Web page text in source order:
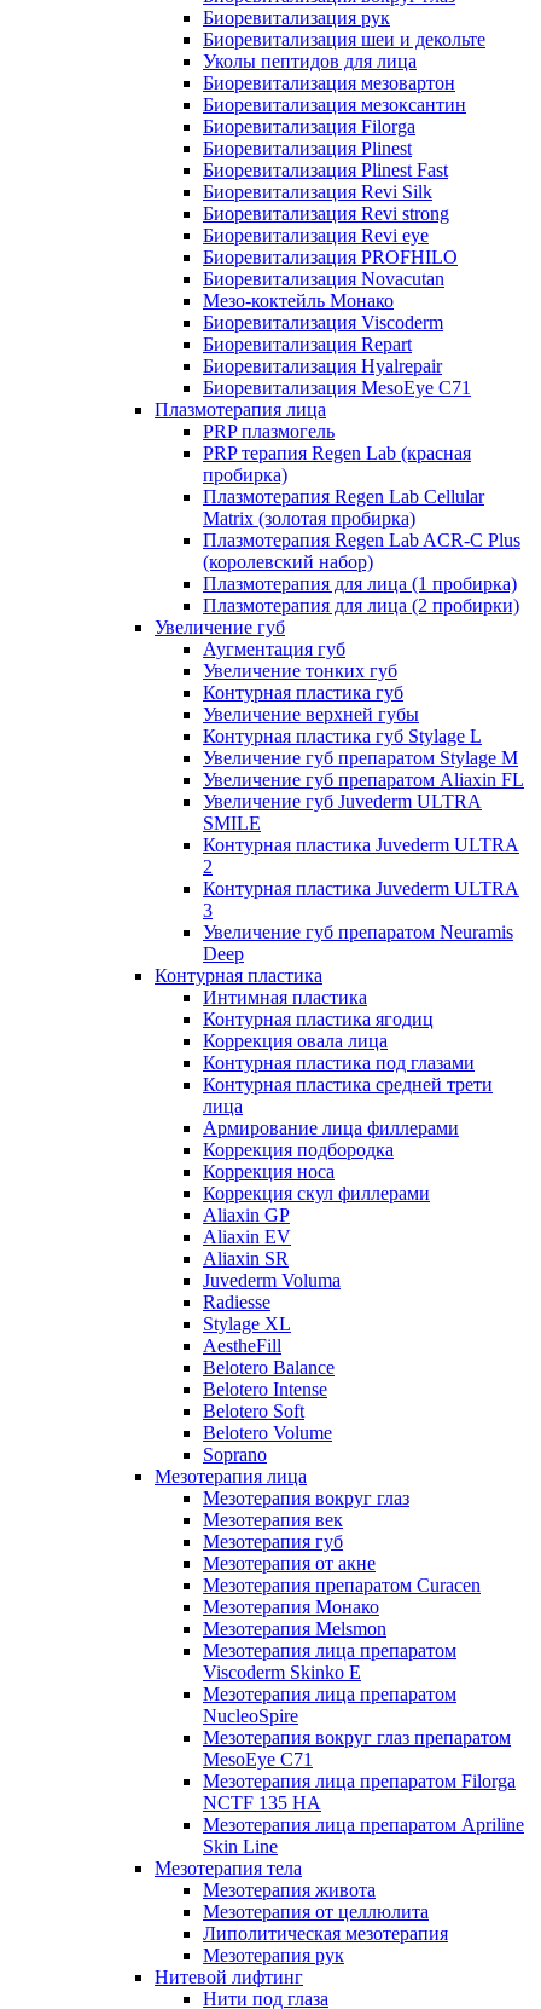
Биоревитализация рук
Биоревитализация шеи и декольте
Уколы пептидов для лица
Биоревитализация мезовартон
Биоревитализация мезоксантин
Биоревитализация Filorga
Биоревитализация Plinest
Биоревитализация Plinest Fast
Биоревитализация Revi Silk
Биоревитализация Revi strong
Биоревитализация Revi eye
Биоревитализация PROFHILO
Биоревитализация Novacutan
Мезо-коктейль Монако
Биоревитализация Viscoderm
Биоревитализация Repart
Биоревитализация Hyalrepair
Биоревитализация MesoEye C71
Плазмотерапия лица
PRP плазмогель
PRP терапия Regen Lab (красная
пробирка)
Плазмотерапия Regen Lab Cellular
Matrix (золотая пробирка)
Плазмотерапия Regen Lab ACR-C Plus
(королевский набор)
Плазмотерапия для лица (1 пробирка)
Плазмотерапия для лица (2 пробирки)
Увеличение губ
Аугментация губ
Увеличение тонких губ
Контурная пластика губ
Увеличение верхней губы
Контурная пластика губ Stylage L
Увеличение губ препаратом Stylage M
Увеличение губ препаратом Aliaxin FL
Увеличение губ Juvederm ULTRA
SMILE
Контурная пластика Juvederm ULTRA
2
Контурная пластика Juvederm ULTRA
3
Увеличение губ препаратом Neuramis
Deep
Контурная пластика
Интимная пластика
Контурная пластика ягодиц
Коррекция овала лица
Контурная пластика под глазами
Контурная пластика средней трети
лица
Армирование лица филлерами
Коррекция подбородка
Коррекция носа
Коррекция скул филлерами
Aliaxin GP
Aliaxin EV
Aliaxin SR
Juvederm Voluma
Radiesse
Stylage XL
AestheFill
Belotero Balance
Belotero Intense
Belotero Soft
Belotero Volume
Soprano
Мезотерапия лица
Мезотерапия вокруг глаз
Мезотерапия век
Мезотерапия губ
Мезотерапия от акне
Мезотерапия препаратом Curacen
Мезотерапия Монако
Мезотерапия Melsmon
Мезотерапия лица препаратом
Viscoderm Skinko E
Мезотерапия лица препаратом
NucleoSpire
Мезотерапия вокруг глаз препаратом
MesoEye С71
Мезотерапия лица препаратом Filorga
NCTF 135 HA
Мезотерапия лица препаратом Apriline
Skin Line
Мезотерапия тела
Мезотерапия живота
Мезотерапия от целлюлита
Липолитическая мезотерапия
Мезотерапия рук
Нитевой лифтинг
Нити под глаза